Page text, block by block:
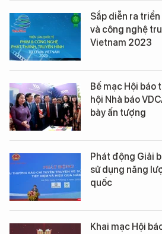
Sắp diễn ra
và công nghệ
Vietnam 2023
Bế mạc Hội báo
hội Nhà báo
bày ấn tượng
Phát động Giải
sử dụng năng
quốc
Khai mạc Hội